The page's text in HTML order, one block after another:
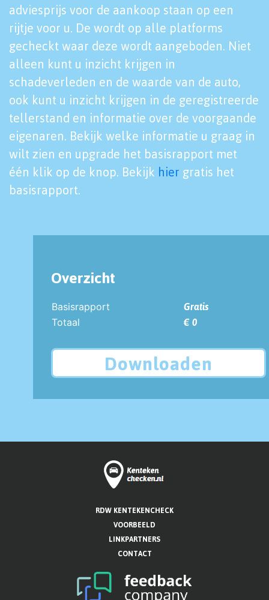
adviesprijs voor de aankoop staan op een
rijtje voor u. De wordt op alle platforms
gecheckt waar deze wordt aangeboden. Niet
alleen kunt u inzicht krijgen in
schadeverleden en de waarde van de auto,
ook kunt u inzicht krijgen in de geregistreerde
tellerstand en informatie over de voorgaande
eigenaren. Bekijk welke informatie u graag in
wilt zien en upgrade het basisrapport met
één klik op de knop. Bekijk hier gratis het
basisrapport.
Overzicht
Basisrapport
Gratis
Totaal
€ 0
Downloaden
RDW KENTEKENCHECK
VOORBEELD
LINKPARTNERS
CONTACT